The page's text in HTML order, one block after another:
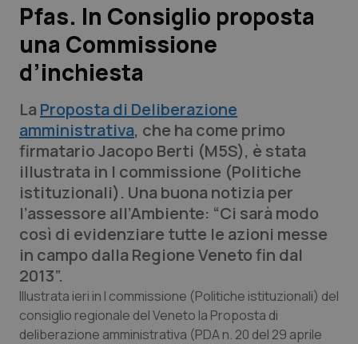
Lavoro e Professioni
Scienza e Farmaci
Studi e Analisi
Lettere al direttore
Edizioni Regionali
QS Pro
Professionisti Sanitari.AI
Abruzzo
QS Pro Gold
Pfas. In Consiglio proposta
una Commissione
d’inchiesta
La Proposta di Deliberazione
amministrativa, che ha come primo
firmatario Jacopo Berti (M5S), è stata
illustrata in I commissione (Politiche
istituzionali). Una buona notizia per
l’assessore all’Ambiente: “Ci sarà modo
così di evidenziare tutte le azioni messe
in campo dalla Regione Veneto fin dal
2013”.
Illustrata ieri in I commissione (Politiche istituzionali) del
consiglio regionale del Veneto la Proposta di
deliberazione amministrativa (PDA n. 20 del 29 aprile